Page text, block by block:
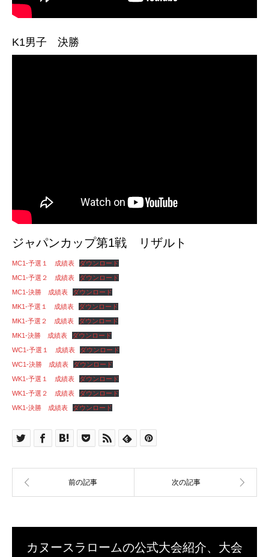
K1男子 決勝
ジャパンカップ第1戦 リザルト
MC1-予選１ 成績表
ダウンロード
MC1-予選２ 成績表
ダウンロード
MC1-決勝 成績表
ダウンロード
MK1-予選１ 成績表
ダウンロード
MK1-予選２ 成績表
ダウンロード
MK1-決勝 成績表
ダウンロード
WC1-予選１ 成績表
ダウンロード
WC1-決勝 成績表
ダウンロード
WK1-予選１ 成績表
ダウンロード
WK1-予選２ 成績表
ダウンロード
WK1-決勝 成績表
ダウンロード
カヌースラロームの公式大会紹介、大会